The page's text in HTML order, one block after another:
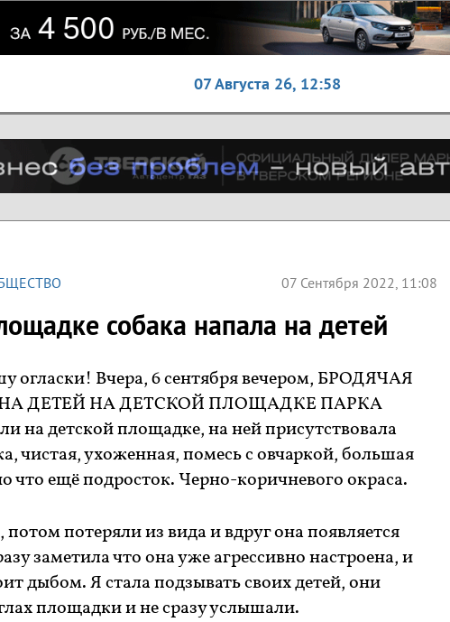
07 Августа 26, 12:58
07 Сентября 2022, 11:08
собака напала на детей
огласки! Вчера, 6 сентября вечером, БРОДЯЧАЯ
ДЕТЕЙ НА ДЕТСКОЙ ПЛОЩАДКЕ ПАРКА
детской площадке, на ней присутствовала
чистая, ухоженная, помесь с овчаркой, большая
что ещё подросток. Черно-коричневого окраса.
потом потеряли из вида и вдруг она появляется
заметила что она уже агрессивно настроена, и
дыбом. Я стала подзывать своих детей, они
площадки и не сразу услышали.